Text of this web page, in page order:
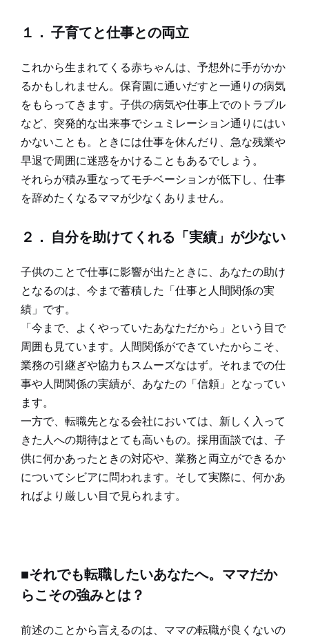
１． 子育てと仕事との両立
これから生まれてくる赤ちゃんは、予想外に手がかか
るかもしれません。保育園に通いだすと一通りの病気
をもらってきます。子供の病気や仕事上でのトラブル
など、突発的な出来事でシュミレーション通りにはい
かないことも。ときには仕事を休んだり、急な残業や
早退で周囲に迷惑をかけることもあるでしょう。
それらが積み重なってモチベーションが低下し、仕事
を辞めたくなるママが少なくありません。
２． 自分を助けてくれる「実績」が少ない
子供のことで仕事に影響が出たときに、あなたの助け
となるのは、今まで蓄積した「仕事と人間関係の実
績」です。
「今まで、よくやっていたあなただから」という目で
周囲も見ています。人間関係ができていたからこそ、
業務の引継ぎや協力もスムーズなはず。それまでの仕
事や人間関係の実績が、あなたの「信頼」となってい
ます。
一方で、転職先となる会社においては、新しく入って
きた人への期待はとても高いもの。採用面談では、子
供に何かあったときの対応や、業務と両立ができるか
についてシビアに問われます。そして実際に、何かあ
ればより厳しい目で見られます。
■それでも転職したいあなたへ。ママだか
らこその強みとは？
前述のことから言えるのは、ママの転職が良くないの